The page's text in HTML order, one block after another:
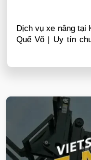
VIETSTANDARD
Dịch vụ xe nâng tại
Quế Võ | Uy tín